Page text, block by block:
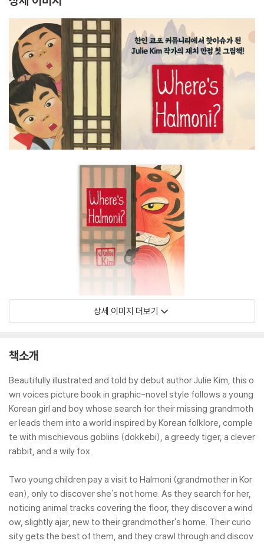
상세 이미지 더보기
책소개
Beautifully illustrated and told by debut author Julie Kim, this o
wn voices picture book in graphic-novel style follows a young
Korean girl and boy whose search for their missing grandmoth
er leads them into a world inspired by Korean folklore, comple
te with mischievous goblins (dokkebi), a greedy tiger, a clever
rabbit, and a wily fox.
Two young children pay a visit to Halmoni (grandmother in Kor
ean), only to discover she's not home. As they search for her,
noticing animal tracks covering the floor, they discover a wind
ow, slightly ajar, new to their grandmother's home. Their curio
sity gets the best of them, and they crawl through and discov